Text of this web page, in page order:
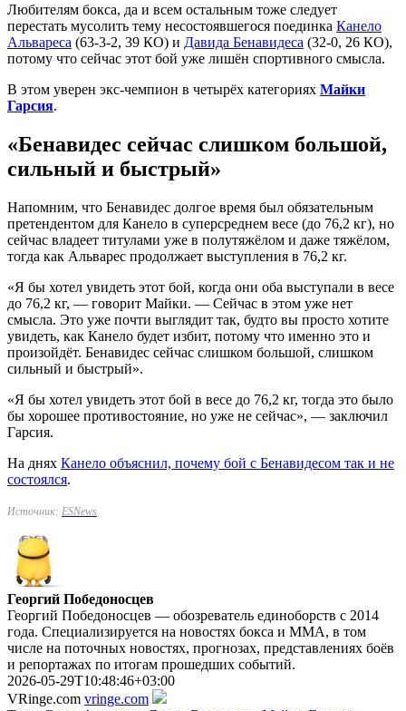
Любителям бокса, да и всем остальным тоже следует
перестать мусолить тему несостоявшегося поединка Канело
Альвареса (63-3-2, 39 КО) и Давида Бенавидеса (32-0, 26 КО),
потому что сейчас этот бой уже лишён спортивного смысла.
В этом уверен экс-чемпион в четырёх категориях Майки
Гарсия.
«Бенавидес сейчас слишком большой,
сильный и быстрый»
Напомним, что Бенавидес долгое время был обязательным
претендентом для Канело в суперсреднем весе (до 76,2 кг), но
сейчас владеет титулами уже в полутяжёлом и даже тяжёлом,
тогда как Альварес продолжает выступления в 76,2 кг.
«Я бы хотел увидеть этот бой, когда они оба выступали в весе
до 76,2 кг, — говорит Майки. — Сейчас в этом уже нет
смысла. Это уже почти выглядит так, будто вы просто хотите
увидеть, как Канело будет избит, потому что именно это и
произойдёт. Бенавидес сейчас слишком большой, слишком
сильный и быстрый».
«Я бы хотел увидеть этот бой в весе до 76,2 кг, тогда это было
бы хорошее противостояние, но уже не сейчас», — заключил
Гарсия.
На днях Канело объяснил, почему бой с Бенавидесом так и не
состоялся.
Источник: ESNews
Георгий Победоносцев
Георгий Победоносцев — обозреватель единоборств с 2014
года. Специализируется на новостях бокса и ММА, в том
числе на поточных новостях, прогнозах, представлениях боёв
и репортажах по итогам прошедших событий.
2026-05-29T10:48:46+03:00
VRinge.com vringe.com